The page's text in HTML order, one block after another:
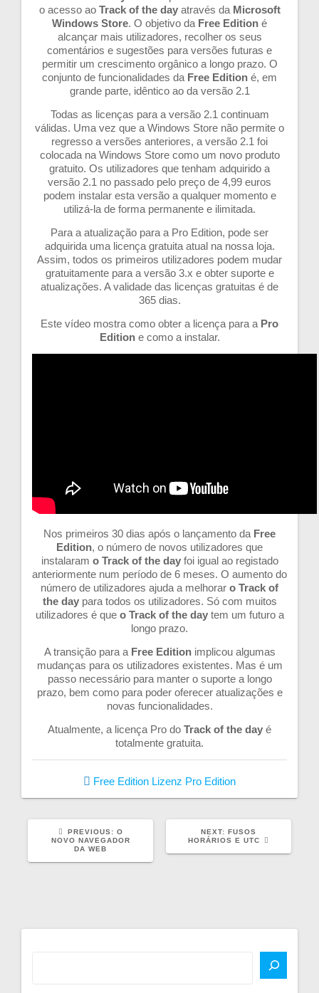
o acesso ao Track of the day através da Microsoft
Windows Store. O objetivo da Free Edition é
alcançar mais utilizadores, recolher os seus
comentários e sugestões para versões futuras e
permitir um crescimento orgânico a longo prazo. O
conjunto de funcionalidades da Free Edition é, em
grande parte, idêntico ao da versão 2.1
Todas as licenças para a versão 2.1 continuam
válidas. Uma vez que a Windows Store não permite o
regresso a versões anteriores, a versão 2.1 foi
colocada na Windows Store como um novo produto
gratuito. Os utilizadores que tenham adquirido a
versão 2.1 no passado pelo preço de 4,99 euros
podem instalar esta versão a qualquer momento e
utilizá-la de forma permanente e ilimitada.
Para a atualização para a Pro Edition, pode ser
adquirida uma licença gratuita atual na nossa loja.
Assim, todos os primeiros utilizadores podem mudar
gratuitamente para a versão 3.x e obter suporte e
atualizações. A validade das licenças gratuitas é de
365 dias.
Este vídeo mostra como obter a licença para a Pro
Editione como a instalar.
Nos primeiros 30 dias após o lançamento da Free
Edition, o número de novos utilizadores que
instalaram o Track of the dayfoi igual ao registado
anteriormente num período de 6 meses. O aumento do
número de utilizadores ajuda a melhorar o Track of
the daypara todos os utilizadores. Só com muitos
utilizadores é que o Track of the daytem um futuro a
longo prazo.
A transição para a Free Editionimplicou algumas
mudanças para os utilizadores existentes. Mas é um
passo necessário para manter o suporte a longo
prazo, bem como para poder oferecer atualizações e
novas funcionalidades.
Atualmente, a licença Pro do Track of the day é
totalmente gratuita.
Free Edition Lizenz Pro Edition
PREVIOUS: PREVIOUS
POST:
O
NOVO NAVEGADOR
DA WEB
NEXT: NEXT
POST:
FUSOS
HORÁRIOS E UTC